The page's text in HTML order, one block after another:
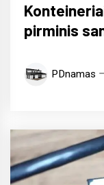
pirminis
PDnamas